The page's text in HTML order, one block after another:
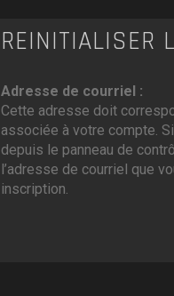
RÉINITIALISER
Adresse de courriel :
Cette adresse doit
associée à votre compte.
depuis le panneau de
l’adresse de courriel que
inscription.